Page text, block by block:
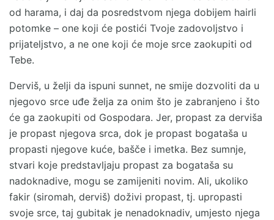
od harama, i daj da posredstvom njega dobijem hairli
potomke – one koji će postići Tvoje zadovoljstvo i
prijateljstvo, a ne one koji će moje srce zaokupiti od
Tebe.
Derviš, u želji da ispuni sunnet, ne smije dozvoliti da u
njegovo srce uđe želja za onim što je zabranjeno i što
će ga zaokupiti od Gospodara. Jer, propast za derviša
je propast njegova srca, dok je propast bogataša u
propasti njegove kuće, bašče i imetka. Bez sumnje,
stvari koje predstavljaju propast za bogataša su
nadoknadive, mogu se zamijeniti novim. Ali, ukoliko
fakir (siromah, derviš) doživi propast, tj. upropasti
svoje srce, taj gubitak je nenadoknadiv, umjesto njega